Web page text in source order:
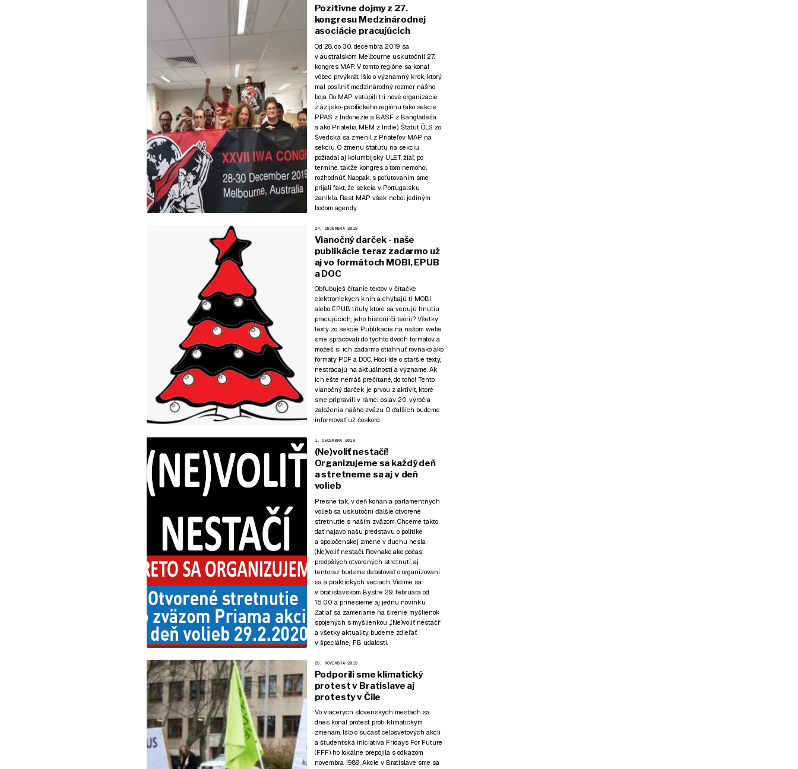
Pozitívne dojmy z 27.
kongresu Medzinárodnej
asociácie pracujúcich
Od 28. do 30. decembra 2019 sa
v austrálskom Melbourne uskutočnil 27.
kongres MAP. V tomto regióne sa konal
vôbec prvýkrát. Išlo o významný krok, ktorý
mal posilniť medzinárodný rozmer nášho
boja. Do MAP vstúpili tri nové organizácie
z ázijsko-pacifického regiónu (ako sekcie
PPAS z Indonézie a BASF z Bangladéša
a ako Priatelia MEM z Indie). Štatút ÖLS zo
Švédska sa zmenil z Priateľov MAP na
sekciu. O zmenu štatútu na sekciu
požiadal aj kolumbijský ULET, žiaľ, po
termíne, takže kongres o tom nemohol
rozhodnúť. Naopak, s poľutovaním sme
prijali fakt, že sekcia v Portugalsku
zanikla. Rast MAP však nebol jediným
bodom agendy.
24. DECEMBRA 2019
Vianočný darček - naše
publikácie teraz zadarmo už
aj vo formátoch MOBI, EPUB
a DOC
Obľubuješ čítanie textov v čítačke
elektronických kníh a chýbajú ti MOBI
alebo EPUB tituly, ktoré sa venujú hnutiu
pracujúcich, jeho histórii či teórii? Všetky
texty zo sekcie Publikácie na našom webe
sme spracovali do týchto dvoch formátov a
môžeš si ich zadarmo stiahnuť rovnako ako
formáty PDF a DOC. Hoci ide o staršie texty,
nestrácajú na aktuálnosti a význame. Ak
ich ešte nemáš prečítané, do toho! Tento
vianočný darček je prvou z aktivít, ktoré
sme pripravili v rámci osláv 20. výročia
založenia nášho zväzu. O ďalších budeme
informovať už čoskoro.
1. DECEMBRA 2019
(Ne)voliť nestačí!
Organizujeme sa každý deň
a stretneme sa aj v deň
volieb
Presne tak, v deň konania parlamentných
volieb sa uskutoční ďalšie otvorené
stretnutie s naším zväzom. Chceme takto
dať najavo našu predstavu o politike
a spoločenskej zmene v duchu hesla
(Ne)voliť nestačí. Rovnako ako počas
predošlých otvorených stretnutí, aj
tentoraz budeme debatovať o organizovaní
sa a praktických veciach. Vidíme sa
v bratislavskom Bystre 29. februára od
16:00 a prinesieme aj jednu novinku.
Zatiaľ sa zameriame na šírenie myšlienok
spojených s myšlienkou „(Ne)voliť nestačí“
a všetky aktuality budeme zdieľať
v špeciálnej FB udalosti.
29. NOVEMBRA 2019
Podporili sme klimatický
protest v Bratislave aj
protesty v Čile
Vo viacerých slovenských mestách sa
dnes konal protest proti klimatickým
zmenám. Išlo o súčasť celosvetových akcií
a študentská iniciatíva Fridays For Future
(FFF) ho lokálne prepojila s odkazom
novembra 1989. Akcie v Bratislave sme sa